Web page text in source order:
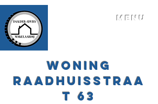
MENU
Woning
Raadhuisstraa
t 63